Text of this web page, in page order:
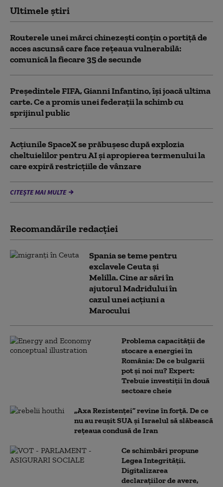
Ultimele știri
Routerele unei mărci chinezești conțin o portiță de
acces ascunsă care face rețeaua vulnerabilă:
comunică la fiecare 35 de secunde
Președintele FIFA, Gianni Infantino, îşi joacă ultima
carte. Ce a promis unei federații la schimb cu
sprijinul public
Acţiunile SpaceX se prăbuşesc după explozia
cheltuielilor pentru AI şi apropierea termenului la
care expiră restricţiile de vânzare
CITEȘTE MAI MULTE
Recomandările redacţiei
Spania se teme pentru
exclavele Ceuta și
Melilla. Cine ar sări în
ajutorul Madridului în
cazul unei acțiuni a
Marocului
Problema capacității de
stocare a energiei în
România: De ce bulgarii
pot și noi nu? Expert:
Trebuie investiții în două
sectoare cheie
„Axa Rezistenței” revine în forță. De ce
nu au reușit SUA și Israelul să slăbească
rețeaua condusă de Iran
Ce schimbări propune
Legea Integrității.
Digitalizarea
declarațiilor de avere,